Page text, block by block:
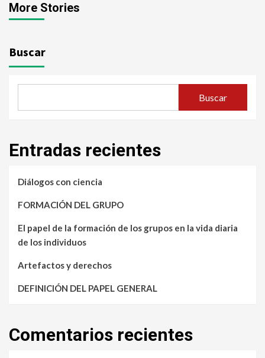
More Stories
Buscar
Buscar
Entradas recientes
Diálogos con ciencia
FORMACIÓN DEL GRUPO
El papel de la formación de los grupos en la vida diaria
de los individuos
Artefactos y derechos
DEFINICIÓN DEL PAPEL GENERAL
Comentarios recientes